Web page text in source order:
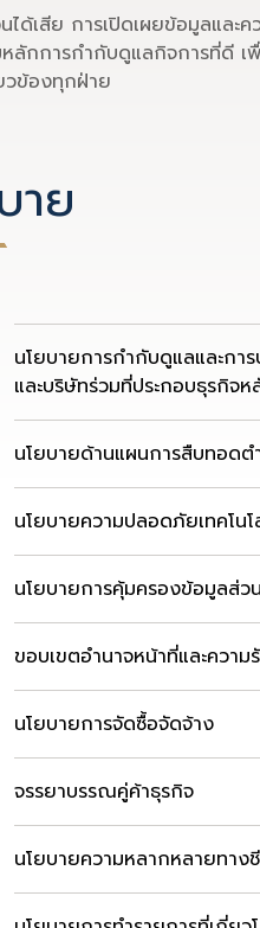
เสีย การเปิดเผยข้อมูลและค
กการกำกับดูแลกิจการที่ดี เ
วข้องทุกฝ่าย
าย
นโยบายการกำกับดูแลและกา
และบริษัทร่วมที่ประกอบธุรกิจห
นโยบายด้านแผนการสืบทอดต
นโยบายความปลอดภัยเทคโน
นโยบายการคุ้มครองข้อมูลส่ว
ขอบเขตอำนาจหน้าที่และควา
นโยบายการจัดซื้อจัดจ้าง
จรรยาบรรณคู่ค้าธุรกิจ
นโยบายความหลากหลายทาง